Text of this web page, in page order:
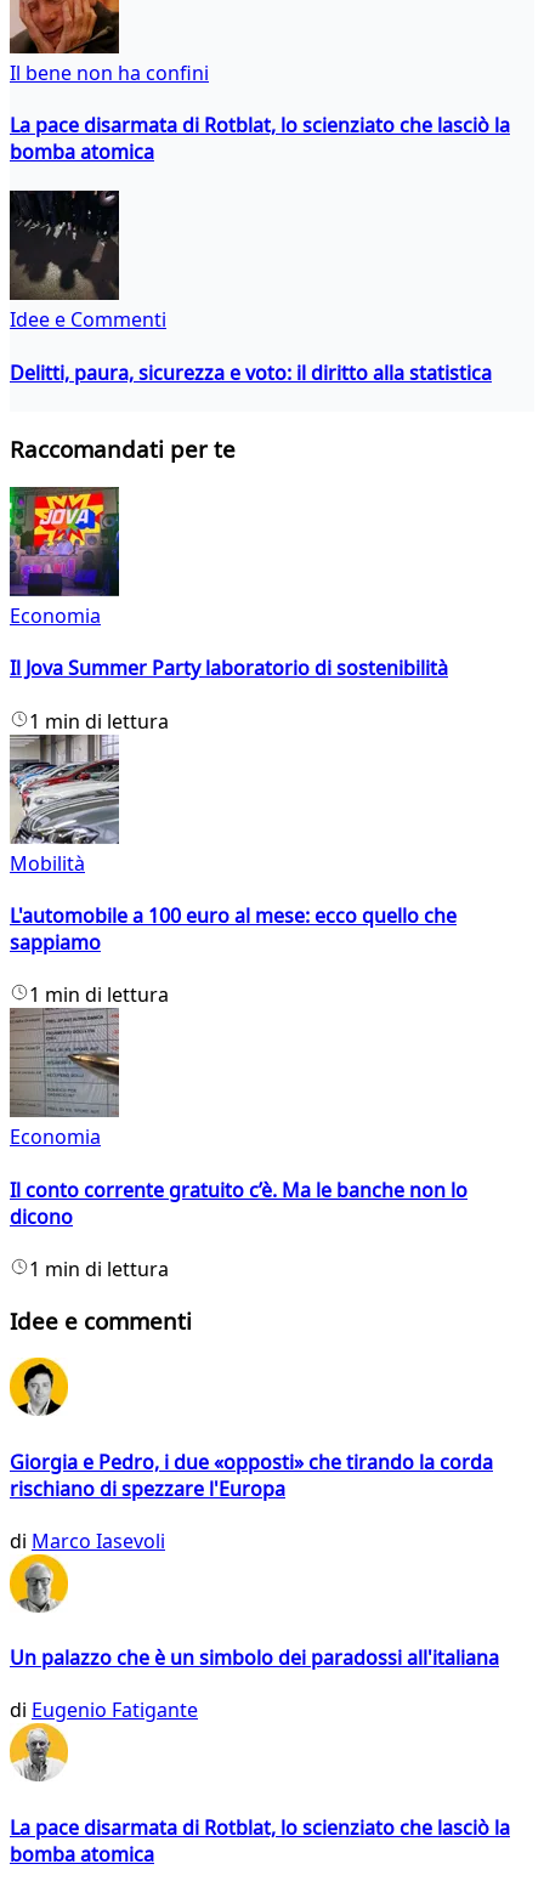
Il bene non ha confini
La pace disarmata di Rotblat, lo scienziato che lasciò la
bomba atomica
Idee e Commenti
Delitti, paura, sicurezza e voto: il diritto alla statistica
Raccomandati per te
Economia
Il Jova Summer Party laboratorio di sostenibilità
1 min di lettura
Mobilità
L'automobile a 100 euro al mese: ecco quello che
sappiamo
1 min di lettura
Economia
Il conto corrente gratuito c’è. Ma le banche non lo
dicono
1 min di lettura
Idee e commenti
Giorgia e Pedro, i due «opposti» che tirando la corda
rischiano di spezzare l'Europa
di Marco Iasevoli
Un palazzo che è un simbolo dei paradossi all'italiana
di Eugenio Fatigante
La pace disarmata di Rotblat, lo scienziato che lasciò la
bomba atomica